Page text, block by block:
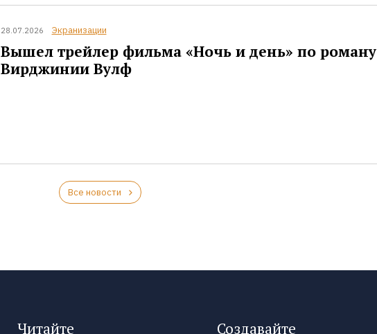
28.07.2026 Экранизации
Вышел трейлер фильма «Ночь и день» по роману
Вирджинии Вулф
Все новости
Читайте Создавайте